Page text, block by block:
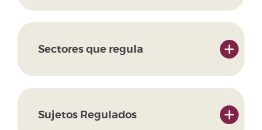
Sectores que regula
Sujetos Regulados